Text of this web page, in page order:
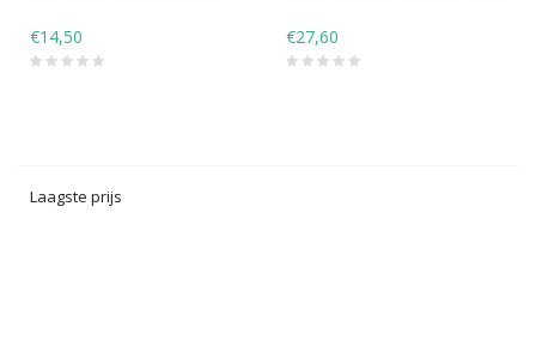
€14,50 €27,60
Laagste prijs